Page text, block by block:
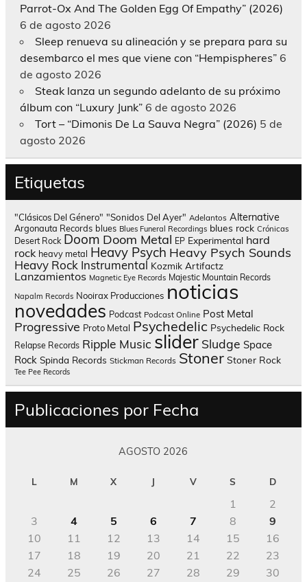
Parrot-Ox And The Golden Egg Of Empathy” (2026)
6 de agosto 2026
Sleep renueva su alineación y se prepara para su
desembarco el mes que viene con “Hempispheres” 6
de agosto 2026
Steak lanza un segundo adelanto de su próximo
álbum con “Luxury Junk” 6 de agosto 2026
Tort – “Dimonis De La Sauva Negra” (2026) 5 de
agosto 2026
Etiquetas
"Clásicos Del Género" "Sonidos Del Ayer" Adelantos Alternative
Argonauta Records blues Blues Funeral Recordings blues rock Crónicas
Desert Rock Doom Doom Metal EP Experimental hard
rock heavy metal Heavy Psych Heavy Psych Sounds
Heavy Rock Instrumental Kozmik Artifactz
Lanzamientos Magnetic Eye Records Majestic Mountain Records
Napalm Records Nooirax Producciones noticias
novedades Podcast Podcast Online Post Metal
Progressive Proto Metal Psychedelic Psychedelic Rock
Relapse Records Ripple Music slider Sludge Space
Rock Spinda Records Stickman Records Stoner Stoner Rock
Tee Pee Records
Publicaciones por Fecha
AGOSTO 2026
L M X J V S D
1
2
3
4 5 6 7 8
9
10
11 12 13 14 15
16
17
18 19 20 21 22
23
24
25 26 27 28 29
30